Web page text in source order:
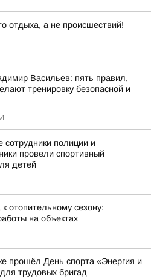
отдыха, а не происшествий!
Васильев: пять правил,
тренировку безопасной и
сотрудники полиции и
провели спортивный
детей
к отопительному сезону:
на объектах
прошёл День спорта «Энергия и
трудовых бригад